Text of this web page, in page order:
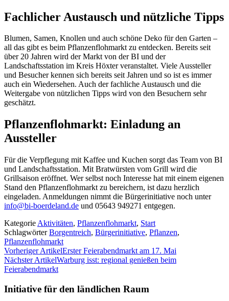
Fachlicher Austausch und nützliche Tipps
Blumen, Samen, Knollen und auch schöne Deko für den Garten –
all das gibt es beim Pflanzenflohmarkt zu entdecken. Bereits seit
über 20 Jahren wird der Markt von der BI und der
Landschaftsstation im Kreis Höxter veranstaltet. Viele Aussteller
und Besucher kennen sich bereits seit Jahren und so ist es immer
auch ein Wiedersehen. Auch der fachliche Austausch und die
Weitergabe von nützlichen Tipps wird von den Besuchern sehr
geschätzt.
Pflanzenflohmarkt: Einladung an
Aussteller
Für die Verpflegung mit Kaffee und Kuchen sorgt das Team von BI
und Landschaftsstation. Mit Bratwürsten vom Grill wird die
Grillsaison eröffnet. Wer selbst noch Interesse hat mit einem eigenen
Stand den Pflanzenflohmarkt zu bereichern, ist dazu herzlich
eingeladen. Anmeldungen nimmt die Bürgerinitiative noch unter
info@bi-boerdeland.de und 05643 949271 entgegen.
Kategorie Aktivitäten, Pflanzenflohmarkt, Start
SchlagwörterBorgentreich, Bürgerinitiative, Pflanzen,
Pflanzenflohmarkt
Vorheriger ArtikelErster Feierabendmarkt am 17. Mai
Nächster ArtikelWarburg isst: regional genießen beim
Feierabendmarkt
Initiative für den ländlichen Raum